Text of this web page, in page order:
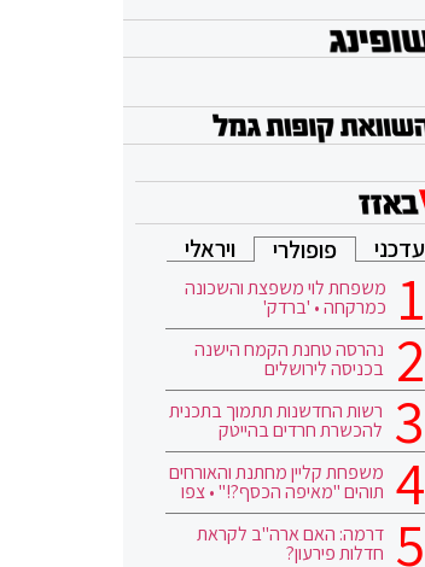
עדכני פופולרי ויראלי
משפחת לוי משפצת והשכונה
כמרקחה • 'ברדק'
נהרסה טחנת הקמח הישנה
בכניסה לירושלים
רשות החדשנות תתמוך בתכנית
להכשרת חרדים בהייטק
משפחת קליין מחתנת והאורחים
תוהים "מאיפה הכסף?!" • צפו
דרמה: האם ארה"ב לקראת
חדלות פירעון?